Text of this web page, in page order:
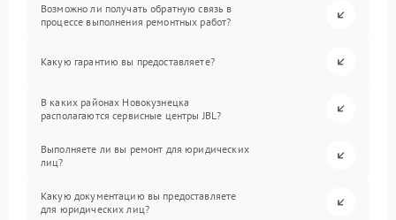
Возможно ли получать обратную связь в
процессе выполнения ремонтных работ?
Какую гарантию вы предоставляете?
В каких районах Новокузнецка
располагаются сервисные центры JBL?
Выполняете ли вы ремонт для юридических
лиц?
Какую документацию вы предоставляете
для юридических лиц?